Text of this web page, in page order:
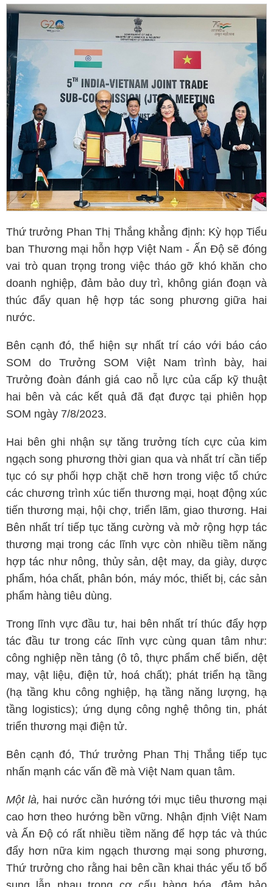
Thứ trưởng Phan Thị Thắng khẳng định: Kỳ họp Tiểu
ban Thương mại hỗn hợp Việt Nam - Ấn Độ sẽ đóng
vai trò quan trọng trong việc tháo gỡ khó khăn cho
doanh nghiệp, đảm bảo duy trì, không gián đoạn và
thúc đẩy quan hệ hợp tác song phương giữa hai
nước.
Bên cạnh đó, thể hiện sự nhất trí cáo với báo cáo
SOM do Trưởng SOM Việt Nam trình bày, hai
Trưởng đoàn đánh giá cao nỗ lực của cấp kỹ thuật
hai bên và các kết quả đã đạt được tại phiên họp
SOM ngày 7/8/2023.
Hai bên ghi nhận sự tăng trưởng tích cực của kim
ngạch song phương thời gian qua và nhất trí cần tiếp
tục có sự phối hợp chặt chẽ hơn trong việc tổ chức
các chương trình xúc tiến thương mại, hoạt động xúc
tiến thương mại, hội chợ, triển lãm, giao thương. Hai
Bên nhất trí tiếp tục tăng cường và mở rộng hợp tác
thương mại trong các lĩnh vực còn nhiều tiềm năng
hợp tác như nông, thủy sản, dệt may, da giày, dược
phẩm, hóa chất, phân bón, máy móc, thiết bị, các sản
phẩm hàng tiêu dùng.
Trong lĩnh vực đầu tư, hai bên nhất trí thúc đẩy hợp
tác đầu tư trong các lĩnh vực cùng quan tâm như:
công nghiệp nền tảng (ô tô, thực phẩm chế biến, dệt
may, vật liệu, điện tử, hoá chất); phát triển hạ tầng
(hạ tầng khu công nghiệp, hạ tầng năng lượng, hạ
tầng logistics); ứng dụng công nghệ thông tin, phát
triển thương mại điện tử.
Bên cạnh đó, Thứ trưởng Phan Thị Thắng tiếp tục
nhấn mạnh các vấn đề mà Việt Nam quan tâm.
Một là, hai nước cần hướng tới mục tiêu thương mại
cao hơn theo hướng bền vững. Nhận định Việt Nam
và Ấn Độ có rất nhiều tiềm năng để hợp tác và thúc
đẩy hơn nữa kim ngạch thương mại song phương,
Thứ trưởng cho rằng hai bên cần khai thác yếu tố bổ